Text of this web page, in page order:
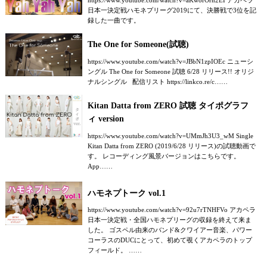
日本一決定戦ハモネプリーグ2019にて、決勝戦で3位を記
録した一曲です。
The One for Someone(試聴)
https://www.youtube.com/watch?v=JBbN1zpIOEc ニューシ
ングル The One for Someone 試聴 6/28 リリース!! オリジ
ナルシングル 配信リスト https://linkco.re/c……
Kitan Datta from ZERO 試聴 タイポグラフ
ィ version
https://www.youtube.com/watch?v=UMmJh3U3_wM Single
Kitan Datta from ZERO (2019/6/28 リリース)の試聴動画で
す。 レコーディング風景バージョンはこちらです。
App……
ハモネプトーク vol.1
https://www.youtube.com/watch?v=92u7rTNHFVo アカペラ
日本一決定戦・全国ハモネプリーグの収録を終えて来ま
した。 ゴスペル由来のバンド&クワイアー音楽、パワー
コーラスのDUCにとって、初めて覗くアカペラのトップ
フィールド。 ……